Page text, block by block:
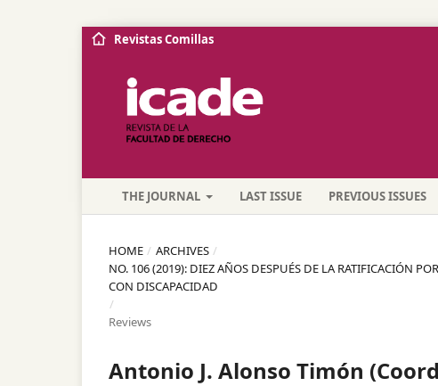
THE JOURNAL LAST ISSUE PREVIOUS ISSUES
Revistas Comillas
HOME / ARCHIVES /
NO. 106 (2019): DIEZ AÑOS DESPUÉS DE LA RATIFICACIÓN
CON DISCAPACIDAD
/
Reviews
Antonio J. Alonso Timón